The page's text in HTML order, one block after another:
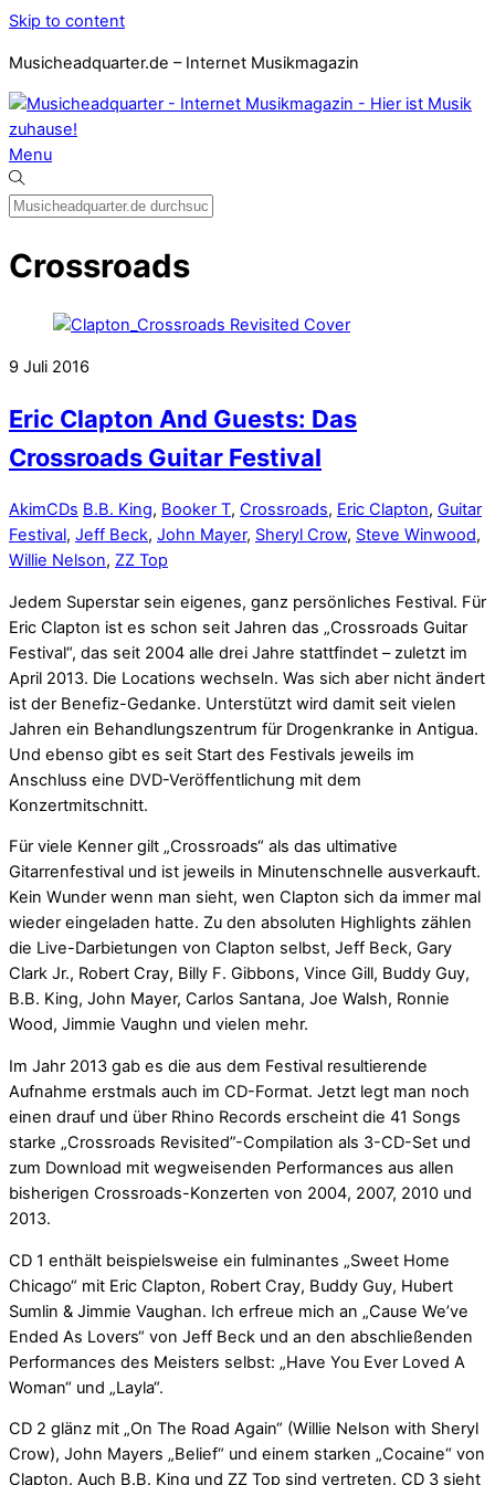
Skip to content
Musicheadquarter.de – Internet Musikmagazin
Menu
Crossroads
9 Juli 2016
Eric Clapton And Guests: Das
Crossroads Guitar Festival
AkimCDs B.B. King, Booker T, Crossroads, Eric Clapton, Guitar
Festival, Jeff Beck, John Mayer, Sheryl Crow, Steve Winwood,
Willie Nelson, ZZ Top
Jedem Superstar sein eigenes, ganz persönliches Festival. Für
Eric Clapton ist es schon seit Jahren das „Crossroads Guitar
Festival“, das seit 2004 alle drei Jahre stattfindet – zuletzt im
April 2013. Die Locations wechseln. Was sich aber nicht ändert
ist der Benefiz-Gedanke. Unterstützt wird damit seit vielen
Jahren ein Behandlungszentrum für Drogenkranke in Antigua.
Und ebenso gibt es seit Start des Festivals jeweils im
Anschluss eine DVD-Veröffentlichung mit dem
Konzertmitschnitt.
Für viele Kenner gilt „Crossroads“ als das ultimative
Gitarrenfestival und ist jeweils in Minutenschnelle ausverkauft.
Kein Wunder wenn man sieht, wen Clapton sich da immer mal
wieder eingeladen hatte. Zu den absoluten Highlights zählen
die Live-Darbietungen von Clapton selbst, Jeff Beck, Gary
Clark Jr., Robert Cray, Billy F. Gibbons, Vince Gill, Buddy Guy,
B.B. King, John Mayer, Carlos Santana, Joe Walsh, Ronnie
Wood, Jimmie Vaughn und vielen mehr.
Im Jahr 2013 gab es die aus dem Festival resultierende
Aufnahme erstmals auch im CD-Format. Jetzt legt man noch
einen drauf und über Rhino Records erscheint die 41 Songs
starke „Crossroads Revisited”-Compilation als 3-CD-Set und
zum Download mit wegweisenden Performances aus allen
bisherigen Crossroads-Konzerten von 2004, 2007, 2010 und
2013.
CD 1 enthält beispielsweise ein fulminantes „Sweet Home
Chicago“ mit Eric Clapton, Robert Cray, Buddy Guy, Hubert
Sumlin & Jimmie Vaughan. Ich erfreue mich an „Cause We’ve
Ended As Lovers“ von Jeff Beck und an den abschließenden
Performances des Meisters selbst: „Have You Ever Loved A
Woman“ und „Layla“.
CD 2 glänz mit „On The Road Again“ (Willie Nelson with Sheryl
Crow), John Mayers „Belief“ und einem starken „Cocaine“ von
Clapton. Auch B.B. King und ZZ Top sind vertreten. CD 3 sieht